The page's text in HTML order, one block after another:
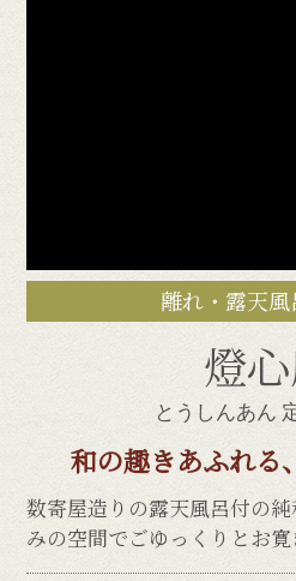
離れ・露天
燈
とうしんあん
和の趣きあふれる
数寄屋造りの露天風呂付の
みの空間でごゆっくりとお寛